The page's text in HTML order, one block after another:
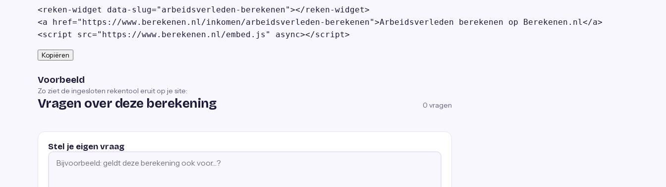
<reken-widget data-slug="arbeidsverleden-berekenen"></reken-widget>
<a href="https://www.berekenen.nl/inkomen/arbeidsverleden-berekenen">Arbeidsverleden berekenen op Berekenen.nl</a>
<script src="https://www.berekenen.nl/embed.js" async></script>
Kopiëren
Voorbeeld
Zo ziet de ingesloten rekentool eruit op je site:
Vragen over deze berekening 0 vragen
Stel je eigen vraag